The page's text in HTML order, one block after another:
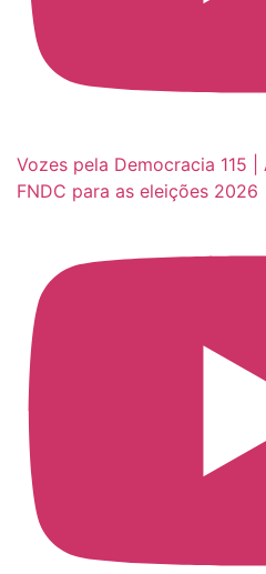
Vozes pela Democracia 115
FNDC para as eleições 2026